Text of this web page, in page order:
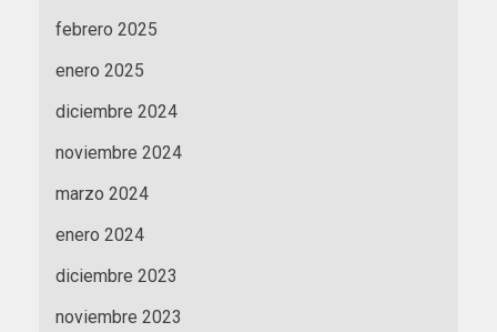
febrero 2025
enero 2025
diciembre 2024
noviembre 2024
marzo 2024
enero 2024
diciembre 2023
noviembre 2023